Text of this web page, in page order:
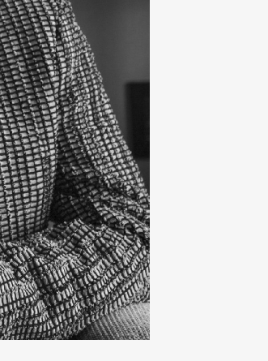
Watch
Fashion
Product
Official Columnist
Pen tw